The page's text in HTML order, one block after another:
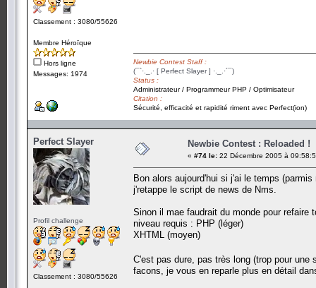
Classement : 3080/55626
Membre Héroïque
Hors ligne
Messages: 1974
Newbie Contest Staff :
(¯`·._.· [ Perfect Slayer ] ·._.·´¯)
Status :
Administrateur / Programmeur PHP / Optimisateur
Citation :
Sécurité, efficacité et rapidité riment avec Perfect(ion)
Perfect Slayer
Profil challenge
Classement : 3080/55626
Newbie Contest : Reloaded !
« #74 le: 22 Décembre 2005 à
Bon alors aujourd'hui si j'ai le temps
j'retappe le script de news de Nms.
Sinon il mae faudrait du monde pour refaire
niveau requis : PHP (léger)
XHTML (moyen)
C'est pas dure, pas très long (trop pour
facons, je vous en reparle plus en détail